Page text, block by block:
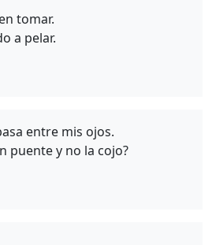
tomar.
a pelar.
entre mis ojos.
puente y no la cojo?